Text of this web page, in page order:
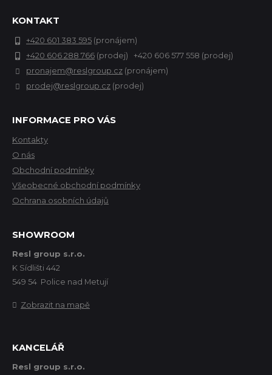
KONTAKT
+420 601 383 595 (pronájem)
+420 606 288 766 (prodej) +420 606 577 558 (prodej)
pronajem@reslgroup.cz (pronájem)
prodej@reslgroup.cz (prodej)
INFORMACE PRO VÁS
Kontakty
O nás
Obchodní podmínky
Všeobecné obchodní podmínky
Ochrana osobních údajů
SHOWROOM
Resl group s.r.o.
K Sídlišti 442
549 54 Police nad Metují
Zobrazit na mapě
KANCELÁŘ
Resl group s.r.o.